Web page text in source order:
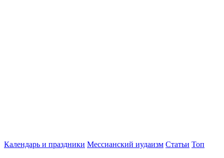
Календарь и праздники Мессианский иудаизм Статьи Топ